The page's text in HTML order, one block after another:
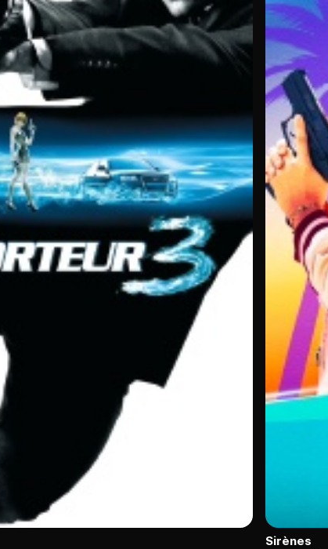
complet HD
régulièrement le catalogue Molotov avec des
6ter ou encore « Shutter Island » de Martin Scorsese,
de classiques rediffusés comme « Les affranchis »
contemporains aux œuvres d'auteurs,
Plus et France TV accessible via Molotovoffre
des productions françaises primées et des créations
culturels et ses films patrimoniaux français, tandis que
la possibilité de visionner ces films en
référence, véritables prescripteurs du cinéma français et
inscription en 2025
Sirènes